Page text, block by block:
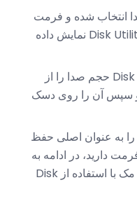
انتخاب شده و فرمت
فعلی در سمت راست فضای کاری Disk Utility نمایش داده
کلیک کنید. Disk Utility حجم صدا را از
و سپس آن را روی دسک
به عنوان اصلی حفظ
دارید، در ادامه به
توضیح نحوه فرمت کردن هارد دیسک مک با استفاده از Disk